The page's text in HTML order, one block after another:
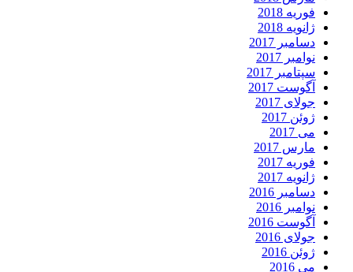
فوریه 2018
ژانویه 2018
دسامبر 2017
نوامبر 2017
سپتامبر 2017
آگوست 2017
جولای 2017
ژوئن 2017
می 2017
مارس 2017
فوریه 2017
ژانویه 2017
دسامبر 2016
نوامبر 2016
آگوست 2016
جولای 2016
ژوئن 2016
می 2016